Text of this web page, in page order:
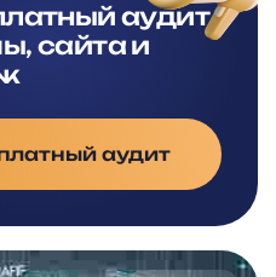
аудит
сайта и
аудит